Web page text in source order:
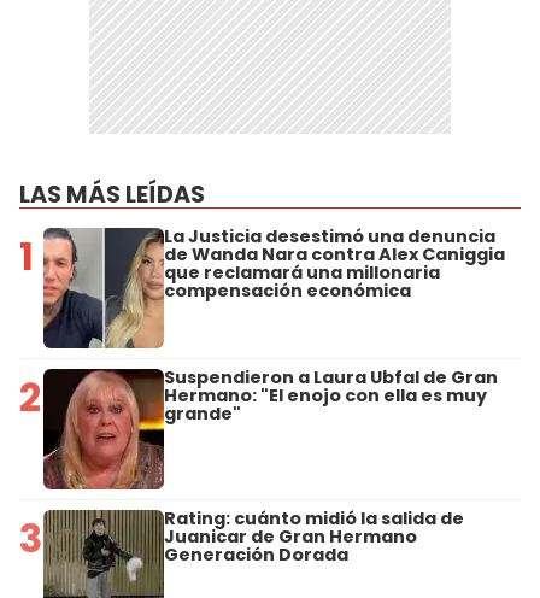
LAS MÁS LEÍDAS
1 La Justicia desestimó una denuncia
de Wanda Nara contra Alex Caniggia
que reclamará una millonaria
compensación económica
2 Suspendieron a Laura Ubfal de Gran
Hermano: "El enojo con ella es muy
grande"
3 Rating: cuánto midió la salida de
Juanicar de Gran Hermano
Generación Dorada